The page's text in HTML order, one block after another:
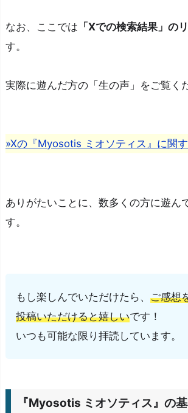
なお、ここでは 「Xでの検索結果」の
す。
実際に遊んだ方の「生の声」をご覧く
»Xの『Myosotis ミオソティス』に関
ありがたいことに、数多くの方に遊ん
す。
もし楽しんでいただけたら、 ご感想
投稿いただけると嬉しいです！
いつも可能な限り拝読しています。
『Myosotis ミオソティス』の